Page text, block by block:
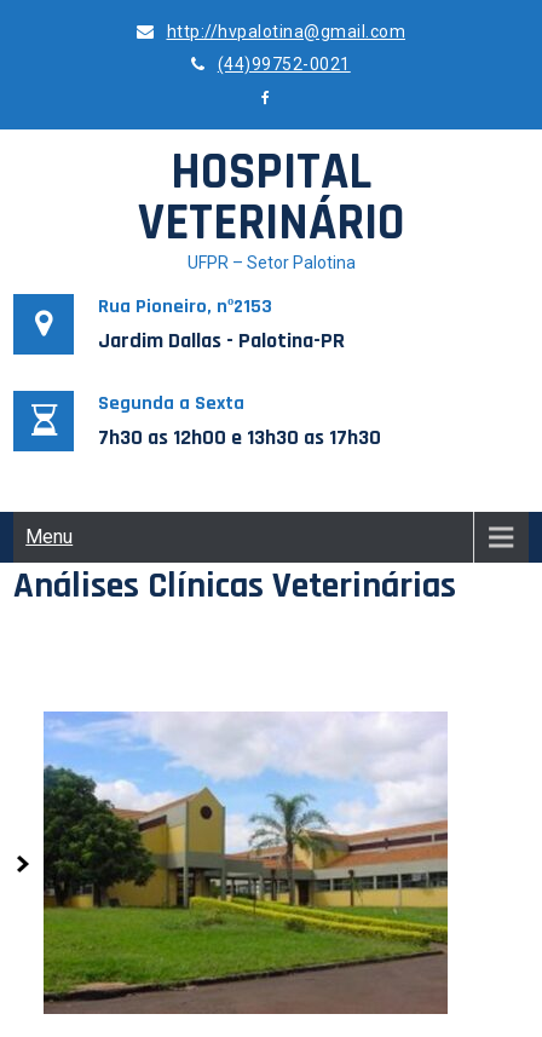
http://hvpalotina@gmail.com
(44)99752-0021
HOSPITAL
VETERINÁRIO
UFPR – Setor Palotina
Rua Pioneiro, nº2153
Jardim Dallas - Palotina-PR
Segunda a Sexta
7h30 as 12h00 e 13h30 as 17h30
Menu
Análises Clínicas Veterinárias